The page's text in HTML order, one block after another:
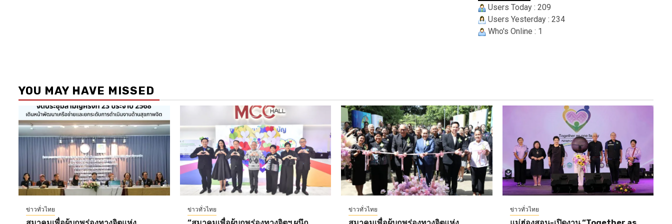
Users Today : 209
Users Yesterday : 234
Who's Online : 1
YOU MAY HAVE MISSED
ข่าวทั่วไทย ข่าวทั่วไทย ข่าวทั่วไทย ข่าวทั่วไทย